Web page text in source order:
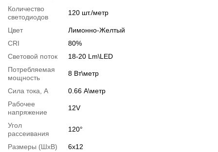
Количество
светодиодов
120 шт./метр
Цвет
Лимонно-Желтый
CRI
80%
Световой поток
18-20 Lm\LED
Потребляемая
мощность
8 Вт\метр
Сила тока, А
0.66 А\метр
Рабочее
напряжение
12V
Угол
рассеивания
120°
Размеры (ШхВ)
6х12